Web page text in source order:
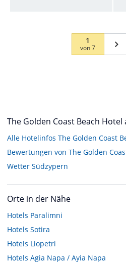
1
von7
The Golden Coast Beach Hotel
Alle Hotelinfos The Golden Coast
Bewertungen von The Golden
Wetter Südzypern
Orte in der Nähe
Hotels Paralimni
Hotels Sotira
Hotels Liopetri
Hotels Agia Napa / Ayia Napa